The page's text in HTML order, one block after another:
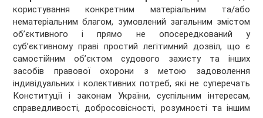
користування конкретним матеріальним та/або
нематеріальним благом, зумовлений загальним змістом
об’єктивного і прямо не опосередкований у
суб’єктивному праві простий легітимний дозвіл, що є
самостійним об’єктом судового захисту та інших
засобів правової охорони з метою задоволення
індивідуальних і колективних потреб, які не суперечать
Конституції і законам України, суспільним інтересам,
справедливості, добросовісності, розумності та іншим